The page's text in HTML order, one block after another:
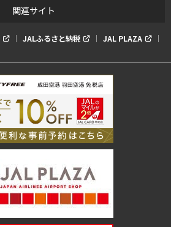
関連サイト
JALふるさと納税 JAL PLAZA